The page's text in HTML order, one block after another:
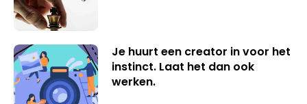
Je huurt een creator in voor het
instinct. Laat het dan ook
werken.